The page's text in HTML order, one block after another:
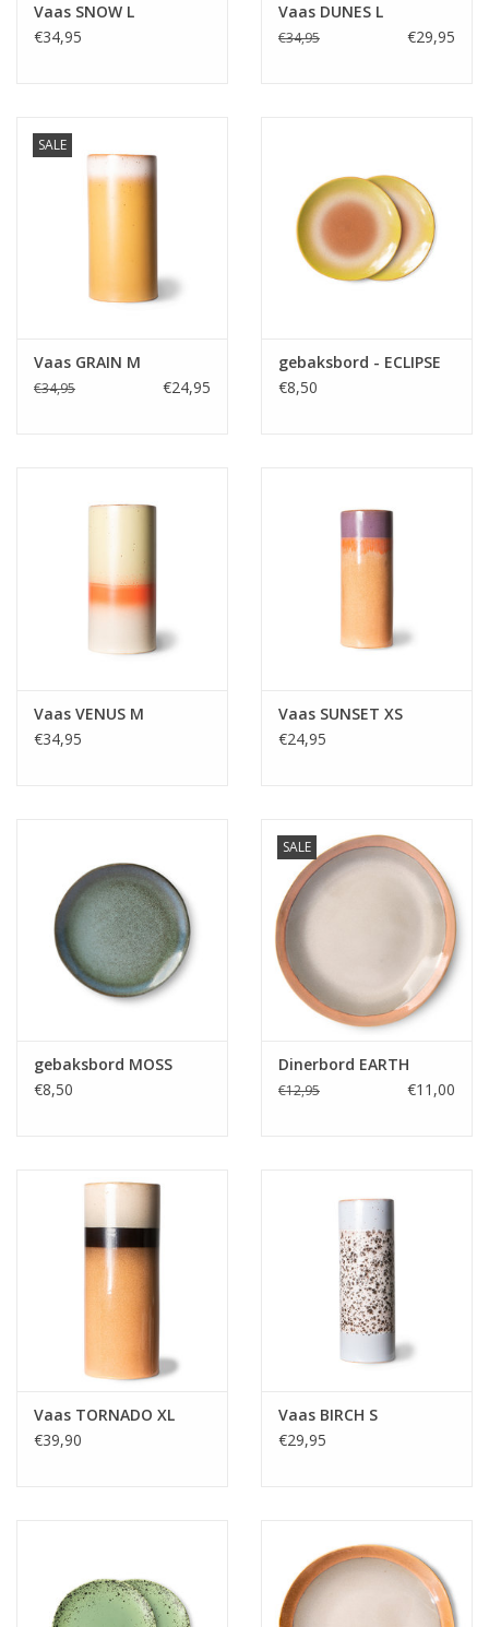
Merken
Vaas SNOW L
€34,95
Vaas DUNES L
€34,95 €29,95
SALE
Vaas GRAIN M
€34,95 €24,95
gebaksbord - ECLIPSE
€8,50
Vaas VENUS M
€34,95
Vaas SUNSET XS
€24,95
gebaksbord MOSS
€8,50
SALE
Dinerbord EARTH
€12,95 €11,00
Vaas TORNADO XL
€39,90
Vaas BIRCH S
€29,95